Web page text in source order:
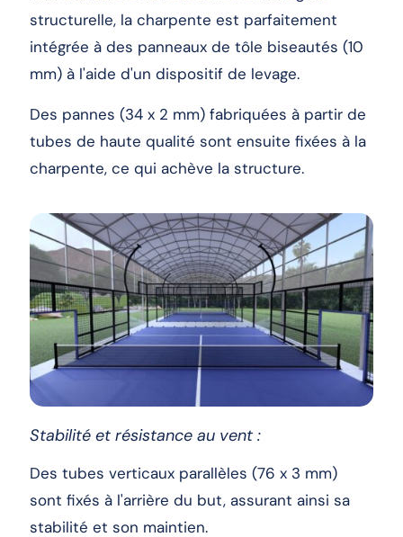
structurelle, la charpente est parfaitement
intégrée à des panneaux de tôle biseautés (10
mm) à l'aide d'un dispositif de levage.
Des pannes (34 x 2 mm) fabriquées à partir de
tubes de haute qualité sont ensuite fixées à la
charpente, ce qui achève la structure.
Stabilité et résistance au vent :
Des tubes verticaux parallèles (76 x 3 mm)
sont fixés à l'arrière du but, assurant ainsi sa
stabilité et son maintien.